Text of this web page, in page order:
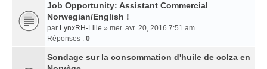
Job Opportunity: Assistant Commercial
Norwegian/English !
par LynxRH-Lille » mer. avr. 20, 2016 7:51 am
Réponses : 0
Sondage sur la consommation d'huile de colza en